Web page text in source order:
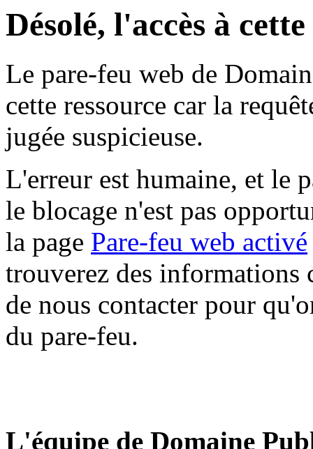
Désolé, l'accès à
Le pare-feu web de
cette ressource car la
jugée suspicieuse.
L'erreur est humaine, et le
le blocage n'est pas
la page Pare-feu web activé
trouverez des informations
de nous contacter pour
du pare-feu.
L'équipe de Domaine